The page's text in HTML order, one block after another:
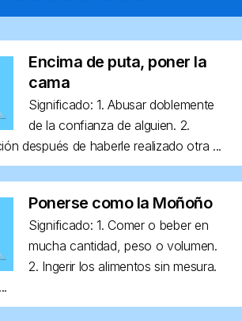
Encima de puta, poner la
cama
Significado: 1. Abusar doblemente
de la confianza de alguien. 2.
después de haberle realizado otra ...
Ponerse como la Moñoño
Significado: 1. Comer o beber en
mucha cantidad, peso o volumen.
2. Ingerir los alimentos sin mesura.